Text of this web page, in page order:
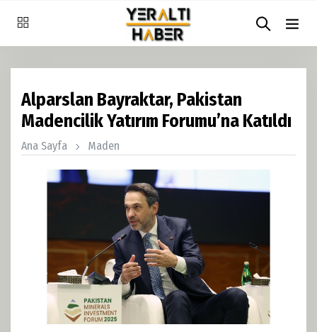
Alparslan Bayraktar, Pakistan
Madencilik Yatırım Forumu’na Katıldı
Ana Sayfa Maden